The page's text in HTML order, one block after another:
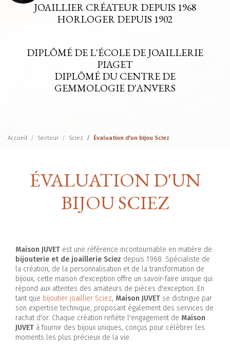
JOAILLIER CRÉATEUR DEPUIS 1968
HORLOGER DEPUIS 1902
DIPLÔMÉ DE L'ÉCOLE DE JOAILLERIE
PIAGET
DIPLÔMÉ DU CENTRE DE
GEMMOLOGIE D'ANVERS
Voir le certificat
Accueil Secteur Sciez Évaluation d'un bijou Sciez
ÉVALUATION D'UN
BIJOU SCIEZ
Maison JUVET est une référence incontournable en matière de
bijouterie et de joaillerie Sciez depuis 1968. Spécialiste de
la création, de la personnalisation et de la transformation de
bijoux, cette maison d'exception offre un savoir-faire unique qui
répond aux attentes des amateurs de pièces d'exception. En
tant que bijoutier joaillier Sciez, Maison JUVET se distingue par
son expertise technique, proposant également des services de
rachat d'or. Chaque création reflète l'engagement de Maison
JUVET à fournir des bijoux uniques, conçus pour célébrer les
moments les plus précieux de la vie.